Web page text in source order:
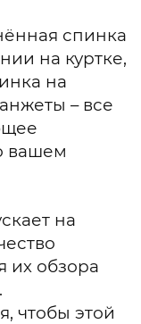
спинка
на куртке,
на
– все
вашем
на
их обзора
чтобы этой